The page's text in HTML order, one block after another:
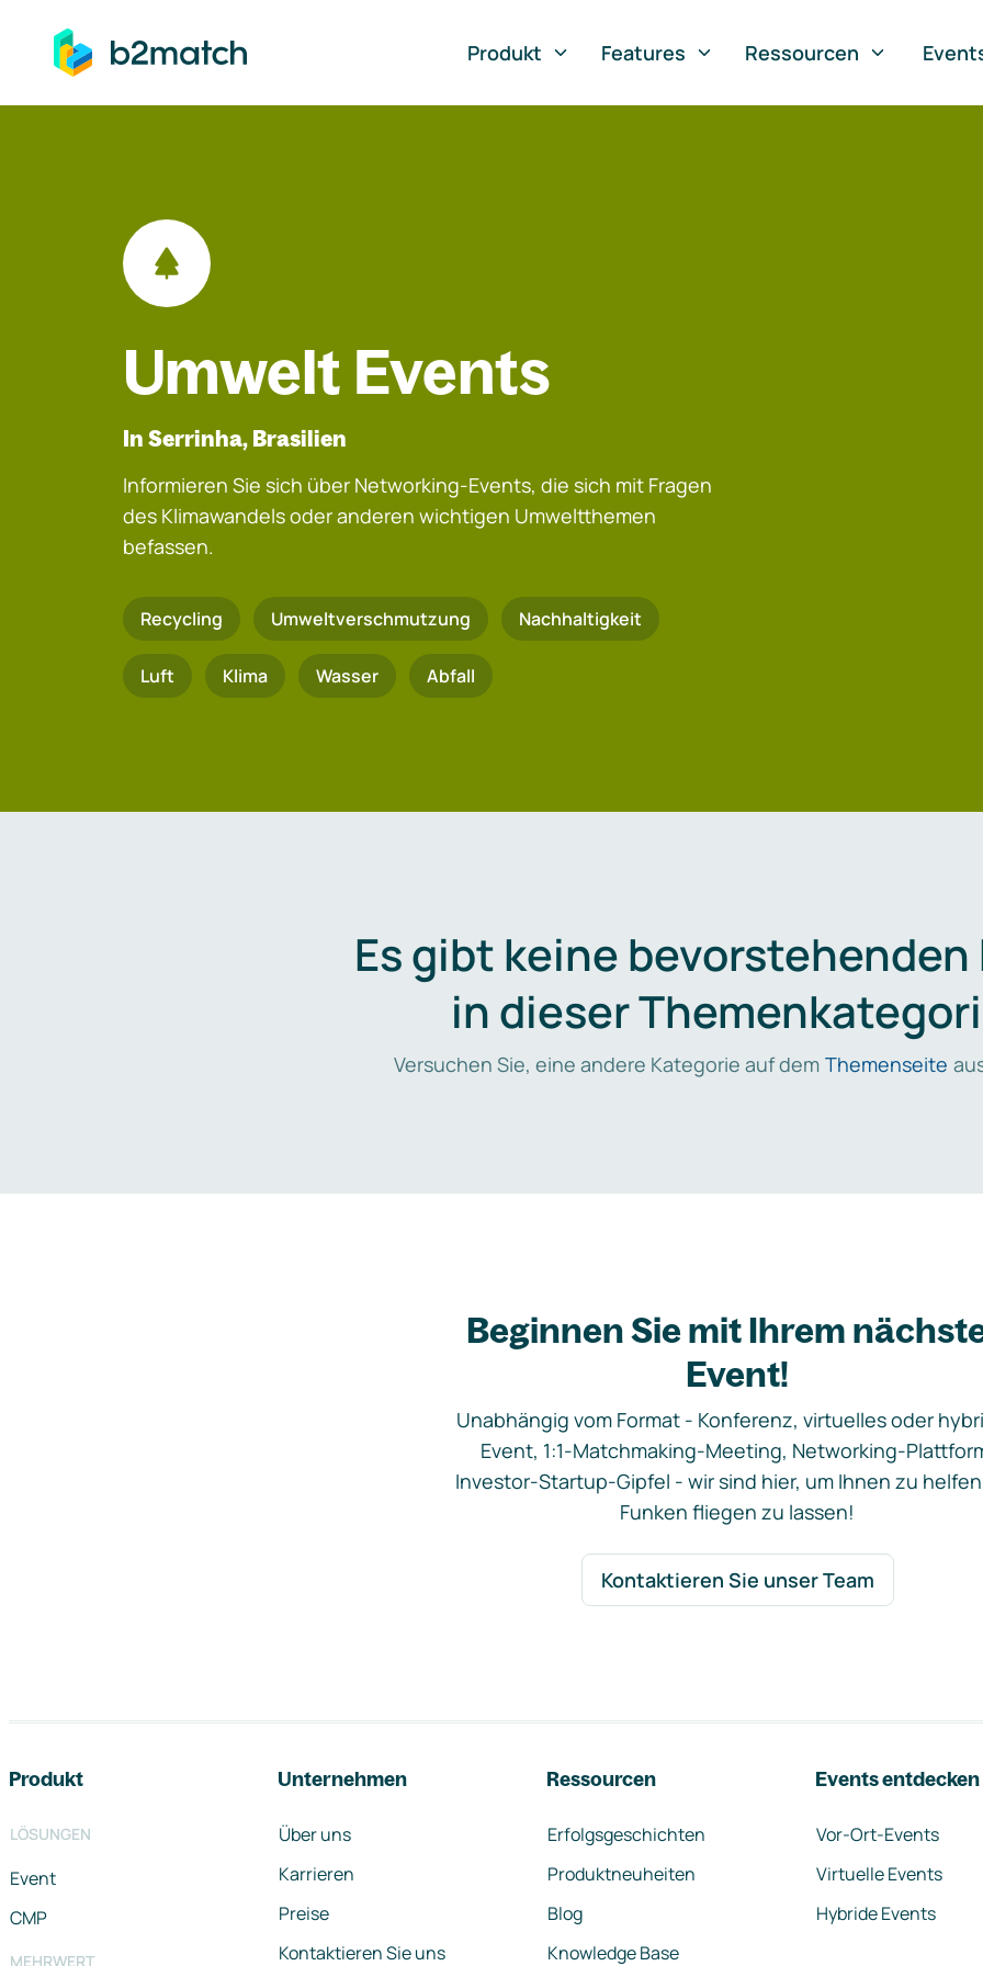
springen
Produkt
Features Ressourcen
Umwelt Events
In Serrinha, Brasilien
Informieren Sie sich über Networking-Events, die sich mit Fragen
des Klimawandels oder anderen wichtigen Umweltthemen
befassen.
Recycling Umweltverschmutzung Nachhaltigkeit
Luft Klima Wasser Abfall
Es gibt keine bevorstehenden
in dieser
Versuchen Sie, eine andere Kategorie auf dem Themenseite
Beginnen Sie mit Ihrem
Event!
Unabhängig vom Format - Konferenz, virtuelles oder
Event, 1:1-Matchmaking-Meeting, Networking-
Investor-Startup-Gipfel - wir sind hier, um Ihnen zu
Funken fliegen zu lassen!
Kontaktieren Sie unser Team
Produkt
LÖSUNGEN
Event
CMP
MEHRWERT
Unternehmen
Über uns
Karrieren
Preise
Kontaktieren Sie uns
Ressourcen
Erfolgsgeschichten
Produktneuheiten
Blog
Knowledge Base
Events entdecken
Vor-Ort-Events
Virtuelle Events
Hybride Events